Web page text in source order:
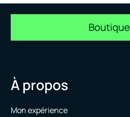
Boutique
À propos
Mon expérience